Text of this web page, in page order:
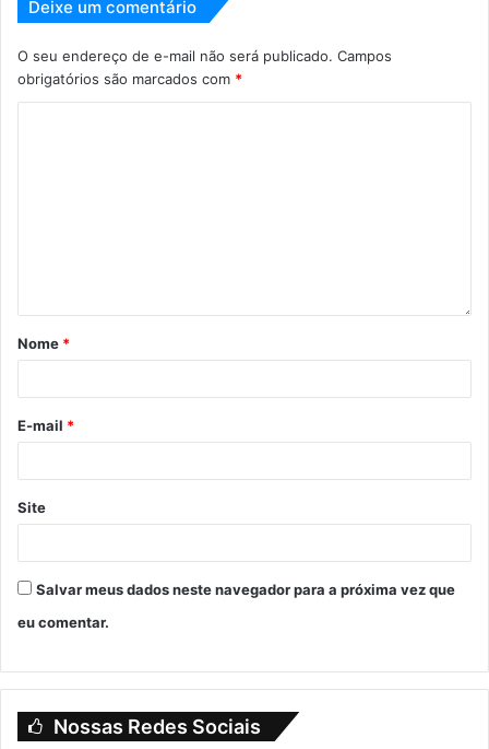
Deixe um comentário
O seu endereço de e-mail não será publicado. Campos
obrigatórios são marcados com *
Nome *
E-mail *
Site
Salvar meus dados neste navegador para a próxima vez que
eu comentar.
Nossas Redes Sociais